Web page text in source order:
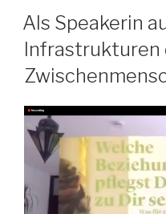
Als Speakerin
Infrastrukturen